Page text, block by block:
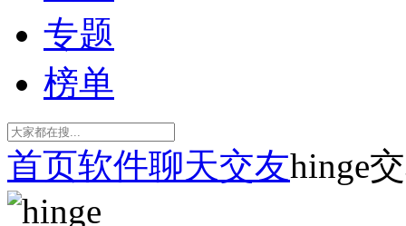
专题
榜单
首页软件聊天交友hinge